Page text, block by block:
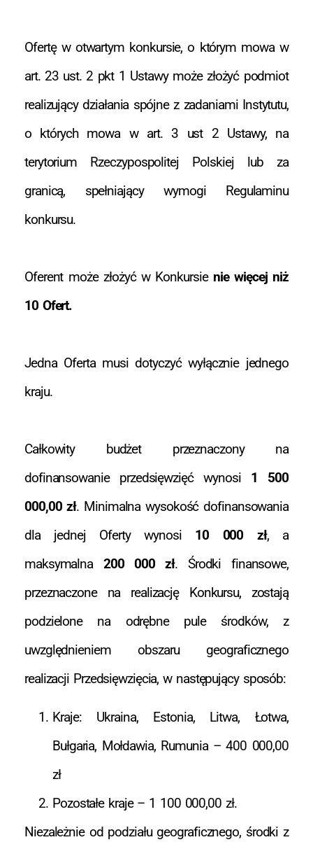
Ofertę w otwartym konkursie, o którym mowa w
art. 23 ust. 2 pkt 1 Ustawy może złożyć podmiot
realizujący działania spójne z zadaniami Instytutu,
o których mowa w art. 3 ust 2 Ustawy, na
terytorium Rzeczypospolitej Polskiej lub za
granicą, spełniający wymogi Regulaminu
konkursu.
Oferent może złożyć w Konkursie nie więcej niż
10 Ofert.
Jedna Oferta musi dotyczyć wyłącznie jednego
kraju.
Całkowity budżet przeznaczony na
dofinansowanie przedsięwzięć wynosi 1 500
000,00 zł. Minimalna wysokość dofinansowania
dla jednej Oferty wynosi 10 000 zł, a
maksymalna200 000 zł. Środki finansowe,
przeznaczone na realizację Konkursu, zostają
podzielone na odrębne pule środków, z
uwzględnieniem obszaru geograficznego
realizacji Przedsięwzięcia, w następujący sposób:
Kraje: Ukraina, Estonia, Litwa, Łotwa,
Bułgaria, Mołdawia, Rumunia – 400 000,00
zł
Pozostałe kraje – 1 100 000,00 zł.
Niezależnie od podziału geograficznego, środki z